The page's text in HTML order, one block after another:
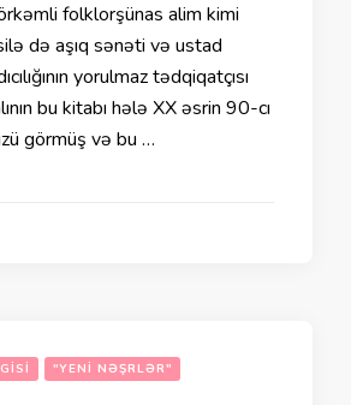
folklorşünas alim kimi
də aşıq sənəti və ustad
yorulmaz tədqiqatçısı
bu kitabı hələ XX əsrin 90-cı
görmüş və bu …
"YENI NƏŞRLƏR"